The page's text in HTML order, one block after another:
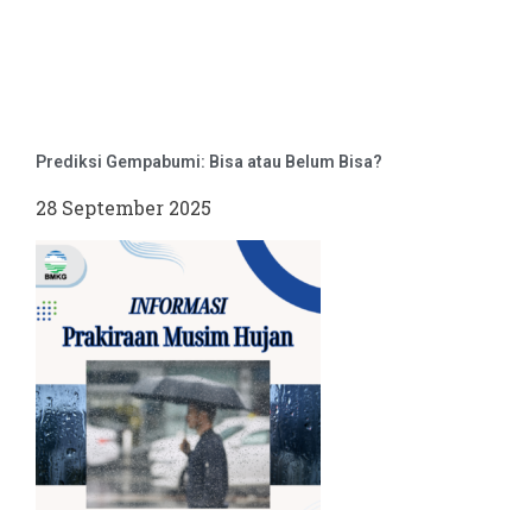
Prediksi Gempabumi: Bisa atau Belum Bisa?
28 September 2025